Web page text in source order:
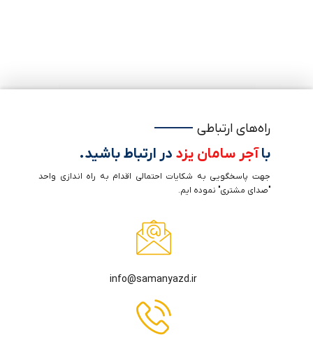
راه‌های ارتباطی
باآجر سامان یزد در ارتباط باشید.
جهت پاسخگویی به شکایات احتمالی اقدام به راه اندازی واحد
"صدای مشتری" نموده ایم.
info@samanyazd.ir